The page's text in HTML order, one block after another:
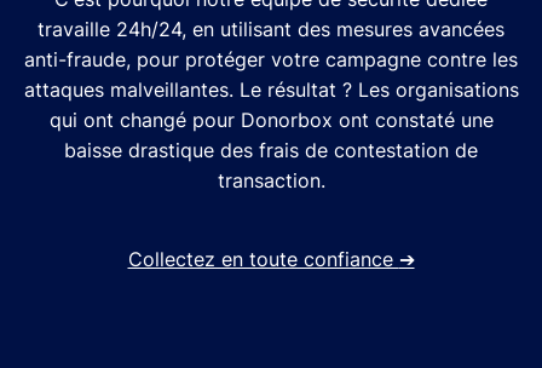
travaille 24h/24, en utilisant des mesures avancées
anti-fraude, pour protéger votre campagne contre les
attaques malveillantes. Le résultat ? Les organisations
qui ont changé pour Donorbox ont constaté une
baisse drastique des frais de contestation de
transaction.
Collectez en toute confiance ➔